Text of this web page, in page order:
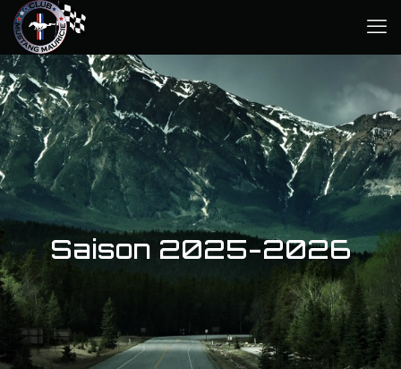
Saison 2025-2026